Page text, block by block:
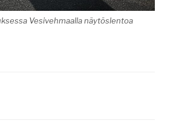
Vesivehmaalla näytöslentoa